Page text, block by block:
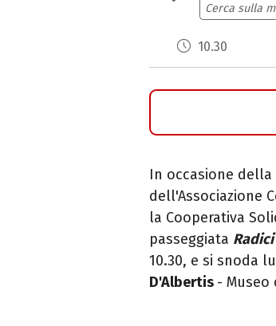
Cerca sulla
10.30
In occasione della
dell'Associazione
la Cooperativa
passeggiata
10.30, e si snoda
D'Albertis -